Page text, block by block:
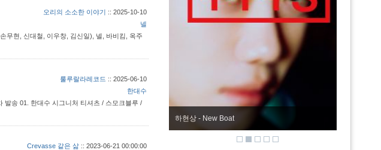
오리의 소소한 이야기 :: 2025-10-10
넬
무현, 신대철, 이우창, 김신일), 넬, 바비킴, 옥주
룰루랄라레코드 :: 2025-06-10
한대수
발송 01. 한대수 시그니처 티셔츠 / 스모크블루 /
Crevasse 같은 삶 :: 2023-06-21 00:00:00
놀이도감 - TRUTHBUSTER